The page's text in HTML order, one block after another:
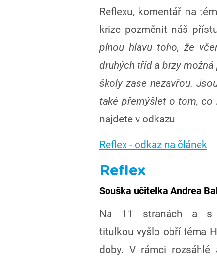
Reflexu, komentář na
krize pozměnit náš
plnou hlavu toho, že
druhých tříd a brzy
školy zase nezavřou.
také přemýšlet o tom, co
najdete v odkazu
Reflex - odkaz na článek
Reflex
Souška učitelka Andrea
Na 11 stranách a s
titulkou vyšlo obří téma
doby. V rámci rozsáhlé